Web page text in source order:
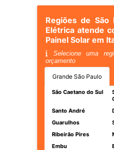
Regiões de São
Elétrica atende
Painel Solar em
Selecione uma
orçamento
Grande São Paulo
São Caetano do Sul
Santo André
Guarulhos
Ribeirão Pires
Embu